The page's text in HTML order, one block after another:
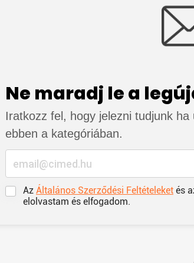
Ne maradj le a
Iratkozz fel, hogy jelezni tudjunk ha
ebben a kategóriában.
Az Általános Szerződési Feltételeket és
elolvastam és elfogadom.